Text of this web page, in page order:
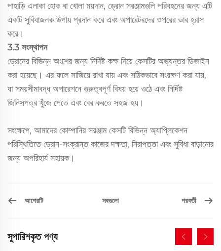
পাহাড়ি এলাকা হোক বা খোলা ময়দান, ড্রোন সরঞ্জামগুলি পরিবহনের জন্য এটি
একটি সুবিধাজনক উপায় প্রদান করে এবং অপারেটরদের ওপরের ভার হ্রাস
করে।
3.3 সংস্থাপন
ড্রোনের বিভিন্ন অংশের জন্য নির্দিষ্ট কক্ষ দিয়ে কেসটির অভ্যন্তর ডিজাইন
করা হয়েছে। এর ফলে সাজিয়ে রাখা যায় এবং সঠিকভাবে সংরক্ষণ করা যায়,
যা সময়সীমাবদ্ধ অপারেশনে গুরুত্বপূর্ণ বিষয় হয়ে ওঠে এবং নির্দিষ্ট
জিনিসপত্র খুঁজে পেতে এবং বের করতে সহজ হয়।
সংক্ষেপে, আমাদের কোম্পানির সরঞ্জাম কেসটি বিভিন্ন অ্যাপ্লিকেশন
পরিস্থিতিতে ড্রোন-সংক্রান্ত কাজের দক্ষতা, নিরাপত্তা এবং সুবিধা বাড়ানোর
জন্য অপরিহার্য সহায়ক।
আগেরটি সবগুলো পরবর্তী
সুপারিশকৃত পণ্য